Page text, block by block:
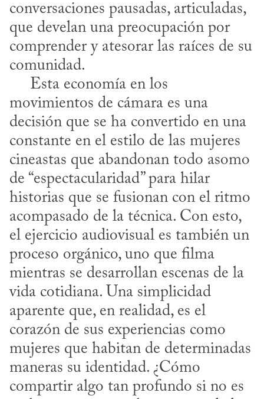
conversaciones pausadas, articuladas,
que develan una preocupación por
comprender y atesorar las raíces de su
comunidad.
movimientos de cámara es una
decisión que se ha convertido en una
constante en el estilo de las mujeres
cineastas que abandonan todo asomo
de “espectacularidad” para hilar
historias que se fusionan con el ritmo
acompasado de la técnica. Con esto,
el ejercicio audiovisual es también un
proceso orgánico, uno que filma
mientras se desarrollan escenas de la
vida cotidiana. Una simplicidad
aparente que, en realidad, es el
corazón de sus experiencias como
mujeres que habitan de determinadas
maneras su identidad. ¿Cómo
compartir algo tan profundo si no es